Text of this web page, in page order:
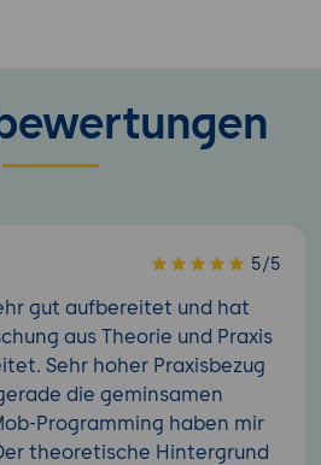
5/5
gut aufbereitet und hat
aus Theorie und Praxis
Sehr hoher Praxisbezug
die geminsamen
Programming haben mir
theoretische Hintergrund